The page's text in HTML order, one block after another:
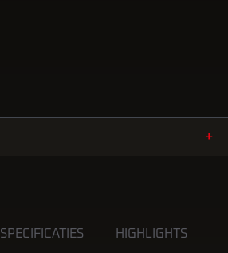
+
SPECIFICATIES HIGHLIGHTS